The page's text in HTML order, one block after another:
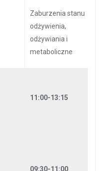
Zaburzenia stanu
odżywienia,
odżywiania i
metaboliczne
11:00-13:15
09:30-11:00